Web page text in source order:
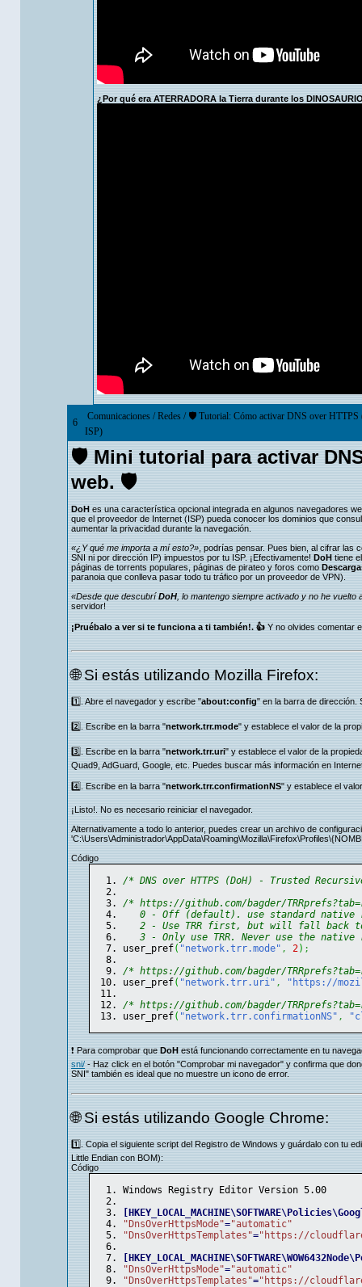
¿Por qué era ATERRADORA la Tierra durante los
6
Comunicaciones /Redes / 🛡 Tutorial: Cómo activar DNS over HTTPS
ISP)
🛡 Mini tutorial para activar
web. 🛡
DoH es una característica opcional integrada en algunos navegadores
que el proveedor de Internet (ISP) pueda conocer los dominios que
aumentar la privacidad durante la navegación.
«¿Y qué me importa a mí esto?» , podrías pensar. Pues bien, al cifrar
SNI ni por dirección IP) impuestos por tu ISP. ¡Efectivamente! DoH tiene
páginas de torrents populares, páginas de pirateo y foros como
paranoia que conlleva pasar todo tu tráfico por un proveedor de VPN).
«Desde que descubríDoH, lo mantengo siempre activado y no he vuelto
servidor!
¡Pruébalo a ver si te funciona a ti también!. 👍 Y no olvides comentar
🌐 Si estás utilizando Mozilla Firefox:
1️⃣. Abre el navegador y escribe "about:config" en la barra de dirección.
2️⃣. Escribe en la barra "network.trr.mode" y establece el valor de la
3️⃣. Escribe en la barra "network.trr.uri" y establece el valor de la
Quad9, AdGuard, Google, etc. Puedes buscar más información en
4️⃣. Escribe en la barra "network.trr.confirmationNS" y establece el
¡Listo!. No es necesario reiniciar el navegador.
Alternativamente a todo lo anterior, puedes crear un archivo de
Código
/* DNS over HTTPS (DoH) - Trusted
/* https://github.com/bagder/
0 - Off (default). use standard native
2 - Use TRR first, but will fall back to
3 - Only use TRR. Never use the
user_pref( "network.trr.mode" , 2) ;
/* https://github.com/bagder/
user_pref( "network.trr.uri" ,
"https://
/* https://github.com/bagder/
user_pref( "network.trr.confirmationNS" ,
❗️ Para comprobar que DoH está funcionando correctamente en tu
sni/ - Haz click en el botón "Comprobar mi navegador" y confirma que
SNI" también es ideal que no muestre un icono de error.
🌐 Si estás utilizando Google Chrome:
1️⃣. Copia el siguiente script del Registro de Windows y guárdalo con tu
Little Endian con BOM):
Código
Windows Registry Editor Version 5.00
"DnsOverHttpsMode"="automatic"
"DnsOverHttpsTemplates"="https://
"DnsOverHttpsMode"="automatic"
"DnsOverHttpsTemplates"="https://